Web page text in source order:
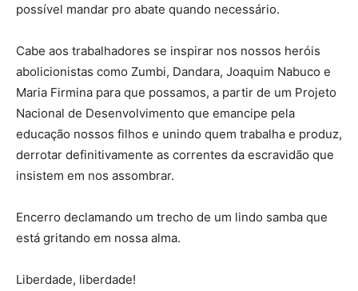
possível mandar pro abate quando necessário.
Cabe aos trabalhadores se inspirar nos nossos heróis
abolicionistas como Zumbi, Dandara, Joaquim Nabuco e
Maria Firmina para que possamos, a partir de um Projeto
Nacional de Desenvolvimento que emancipe pela
educação nossos filhos e unindo quem trabalha e produz,
derrotar definitivamente as correntes da escravidão que
insistem em nos assombrar.
Encerro declamando um trecho de um lindo samba que
está gritando em nossa alma.
Liberdade, liberdade!